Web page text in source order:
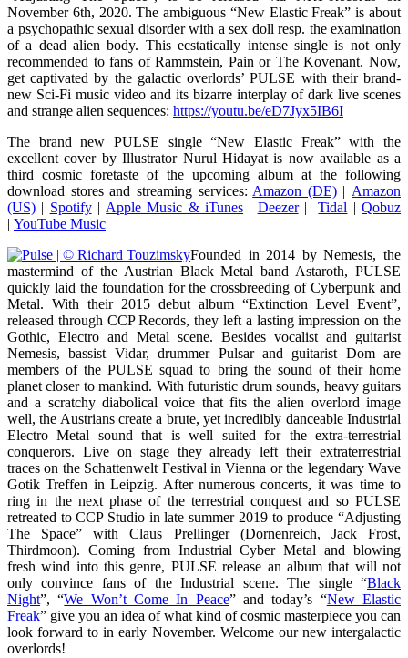
November 6th, 2020. The ambiguous “New Elastic Freak” is about
a psychopathic sexual disorder with a sex doll resp. the examination
of a dead alien body. This ecstatically intense single is not only
recommended to fans of Rammstein, Pain or The Kovenant. Now,
get captivated by the galactic overlords’ PULSE with their brand-
new Sci-Fi music video and its bizarre interplay of dark live scenes
and strange alien sequences: https://youtu.be/eD7Jyx5IB6I
The brand new PULSE single “New Elastic Freak” with the
excellent cover by Illustrator Nurul Hidayat is now available as a
third cosmic foretaste of the upcoming album at the following
download stores and streaming services:Amazon (DE)| Amazon
(US) | Spotify|Apple Music & iTunes | Deezer|Tidal |Qobuz
| YouTube Music
Founded in 2014 by Nemesis, the
mastermind of the Austrian Black Metal band Astaroth, PULSE
quickly laid the foundation for the crossbreeding of Cyberpunk and
Metal. With their 2015 debut album “Extinction Level Event”,
released through CCP Records, they left a lasting impression on the
Gothic, Electro and Metal scene. Besides vocalist and guitarist
Nemesis, bassist Vidar, drummer Pulsar and guitarist Dom are
members of the PULSE squad to bring the sound of their home
planet closer to mankind. With futuristic drum sounds, heavy guitars
and a scratchy diabolical voice that fits the alien overlord image
well, the Austrians create a brute, yet incredibly danceable Industrial
Electro Metal sound that is well suited for the extra-terrestrial
conquerors. Live on stage they already left their extraterrestrial
traces on the Schattenwelt Festival in Vienna or the legendary Wave
Gotik Treffen in Leipzig. After numerous concerts, it was time to
ring in the next phase of the terrestrial conquest and so PULSE
retreated to CCP Studio in late summer 2019 to produce “Adjusting
The Space” with Claus Prellinger (Dornenreich, Jack Frost,
Thirdmoon). Coming from Industrial Cyber Metal and blowing
fresh wind into this genre, PULSE release an album that will not
only convince fans of the Industrial scene. The single “Black
Night”, “We Won’t Come In Peace” and today’s “New Elastic
Freak” give you an idea of what kind of cosmic masterpiece you can
look forward to in early November. Welcome our new intergalactic
overlords!